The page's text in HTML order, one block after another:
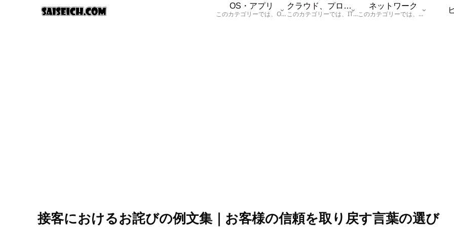
OS・アプリ
このカテゴリーでは、OSに関する情報を記載しています。
クラウド、プログラム
このカテゴリーでは、ITに関する基本的な情報として「ハードウェア、「サーバー」、「データベース、「ネットワーク」、「セキュリティ」、「プログラム」に関する情報を記載しています。
ネットワーク
このカテゴリーでは、「ネットワーク」に関する情報を記載しています。
接客におけるお詫びの例文集｜お客様の信頼を取り戻す言葉の選び